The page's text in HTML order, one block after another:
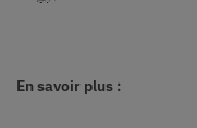
En savoir plus :